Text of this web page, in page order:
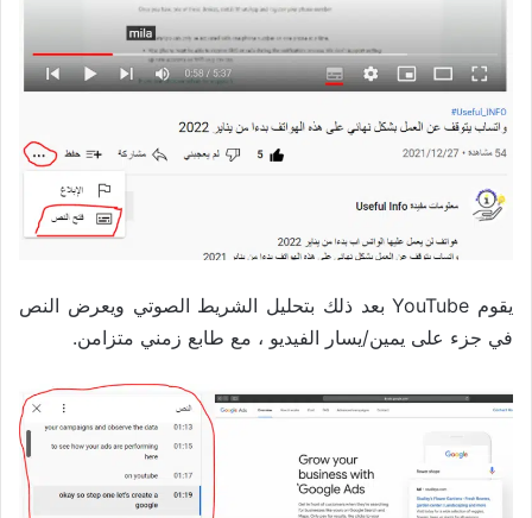
يقوم YouTube بعد ذلك بتحليل الشريط الصوتي ويعرض النص
في جزء على يمين/يسار الفيديو ، مع طابع زمني متزامن.